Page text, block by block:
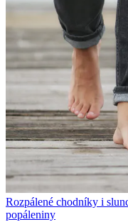
Rozpálené chodníky i
popáleniny